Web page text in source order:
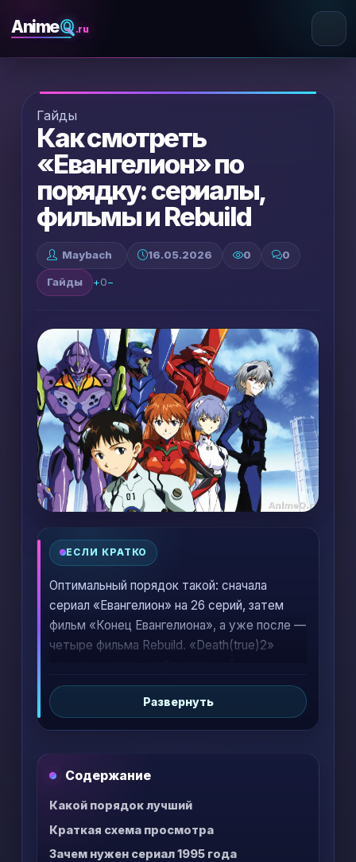
AnimeQ .ru
Гайды
Как смотреть
«Евангелион» по
порядку: сериалы,
фильмы и Rebuild
Maybach 16.05.2026 0 0
Гайды +0−
ЕСЛИ КРАТКО
Оптимальный порядок такой: сначала
сериал «Евангелион» на 26 серий, затем
фильм «Конец Евангелиона», а уже после —
четыре фильма Rebuild. «Death(true)2»
компиляцией. Главная ошибка новичков —
смешивать оригинальную концовку и
Развернуть
Содержание
Какой порядок лучший
Краткая схема просмотра
Зачем нужен сериал 1995 года